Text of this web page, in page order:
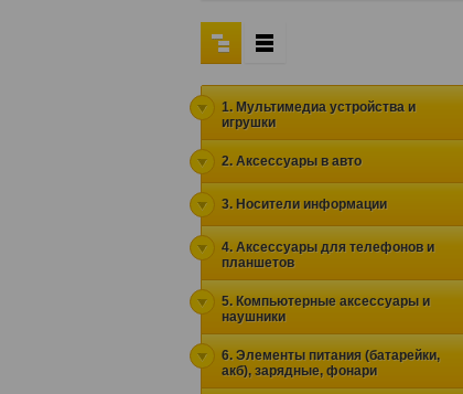
1. Мультимедиа устройства и
игрушки
2. Аксессуары в авто
3. Носители информации
4. Аксессуары для телефонов и
планшетов
5. Компьютерные аксессуары и
наушники
6. Элементы питания (батарейки,
акб), зарядные, фонари